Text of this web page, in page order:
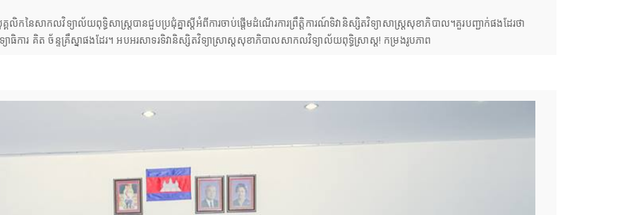
នៃសាកលវិទ្យាល័យពុទ្ធិសាស្ត្របានជួបប្រជុំគ្នាស្តីអំពីការចាប់ផ្តើមដំណើរការព្រឹត្តិការណ៍ទិវានិស្សិតវិទ្យាសាស្ត្រសុខាភិបាល។គួរបញ្ជាក់ផងដែរថា
រ គិត ច័ន្ទគ្រឹស្នាផងដែរ។ អបអរសាទរទិវានិស្សិតវិទ្យាសា្រស្តសុខាភិបាលសាកលវិទ្យាល័យពុទ្ធិសា្រស្ត! កម្រងរូបភាព